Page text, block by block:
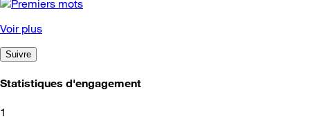
Voir plus
Suivre
Statistiques d'engagement
1